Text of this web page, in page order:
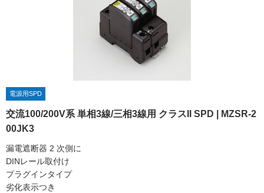
電源用SPD
交流100/200V系 単相3線/三相3線用 クラスII SPD | MZSR-2
00JK3
漏電遮断器 2 次側に
DINレール取付け
プラグインタイプ
劣化表示つき